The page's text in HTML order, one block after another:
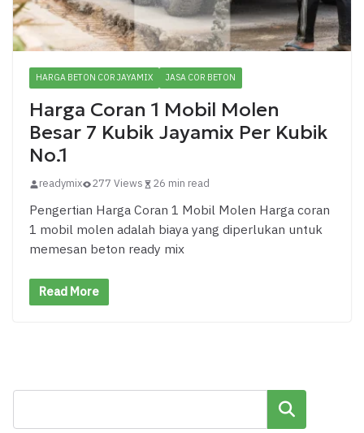
HARGA BETON COR JAYAMIX JASA COR BETON
Harga Coran 1 Mobil Molen
Besar 7 Kubik Jayamix Per Kubik
No.1
readymix 277 Views 26 min read
Pengertian Harga Coran 1 Mobil Molen Harga coran
1 mobil molen adalah biaya yang diperlukan untuk
memesan beton ready mix
Read More
Cari